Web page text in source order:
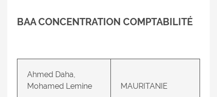
BAA CONCENTRATION COMPTABILITÉ
Ahmed Daha,
Mohamed Lemine
MAURITANIE